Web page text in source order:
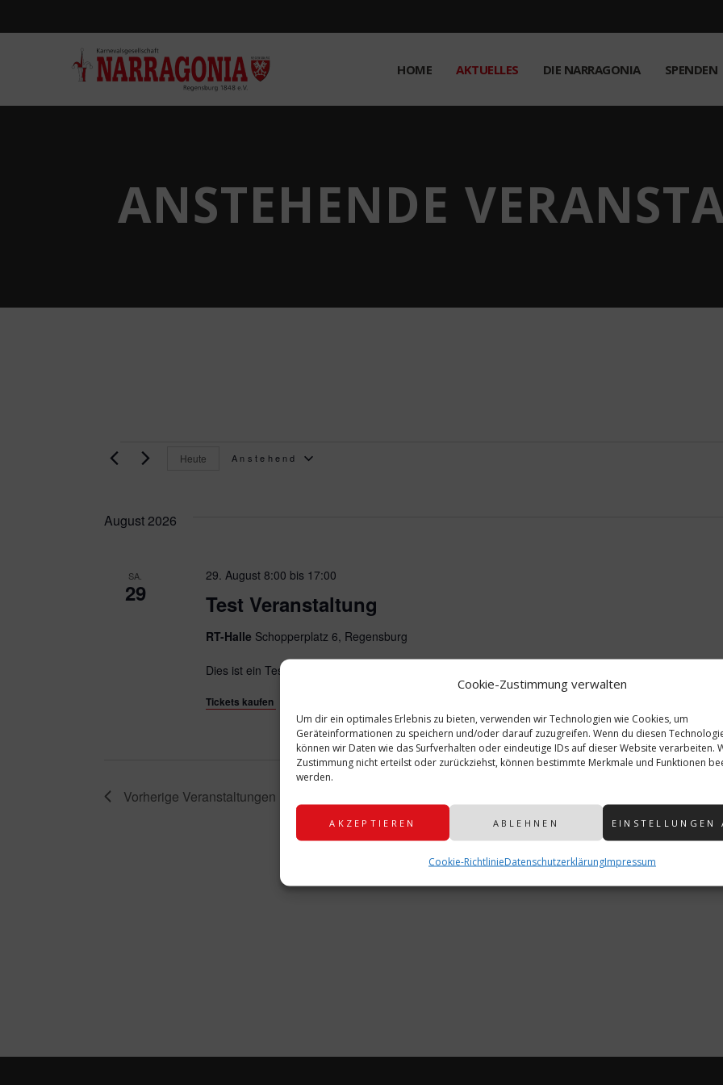
Cookie-Zustimmung verwalten
Um dir ein optimales Erlebnis zu bieten, verwenden wir Technologien wie Cookies, um
Geräteinformationen zu speichern und/oder darauf zuzugreifen. Wenn du diesen
können wir Daten wie das Surfverhalten oder eindeutige IDs auf dieser Website verarbeiten.
Zustimmung nicht erteilst oder zurückziehst, können bestimmte Merkmale und Funktionen
werden.
AKZEPTIEREN ABLEHNEN EINSTELLUNGEN
Cookie-RichtlinieDatenschutzerklärungImpressum
HOME AKTUELLES DIE NARRAGONIA SPENDEN
ANSTEHENDE
Veranstaltungen
Heute Anstehend
August 2026
SA.
29 Test Veranstaltung
29. August 8:00 bis 17:00
RT-Halle Schopperplatz 6, Regensburg
Dies ist ein Test
Tickets kaufen
Vorherige Veranstaltungen